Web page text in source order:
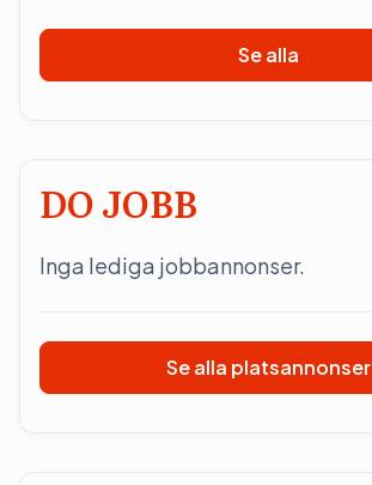
Se alla
DO JOBB
Inga lediga jobbannonser.
Se alla platsannonser